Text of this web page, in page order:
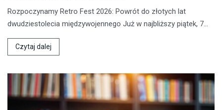
Rozpoczynamy Retro Fest 2026: Powrót do złotych lat
dwudziestolecia międzywojennego Już w najbliższy piątek, 7…
Czytaj dalej